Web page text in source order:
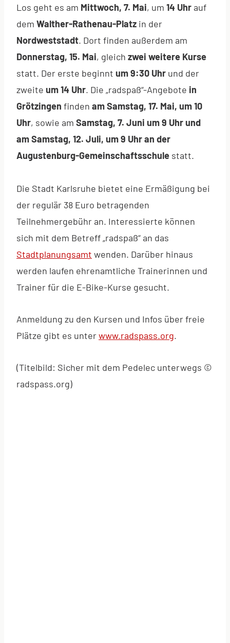
Los geht es am Mittwoch, 7. Mai, um 14 Uhr auf
dem Walther-Rathenau-Platz in der
Nordweststadt. Dort finden außerdem am
Donnerstag, 15. Mai, gleich zwei weitere Kurse
statt. Der erste beginnt um 9:30 Uhr und der
zweite um 14 Uhr. Die „radspaß“-Angebote in
Grötzingen finden am Samstag, 17. Mai, um 10
Uhr, sowie am Samstag, 7. Juni um 9 Uhr und
am Samstag, 12. Juli, um 9 Uhr an der
Augustenburg-Gemeinschaftsschule statt.
Die Stadt Karlsruhe bietet eine Ermäßigung bei
der regulär 38 Euro betragenden
Teilnehmergebühr an. Interessierte können
sich mit dem Betreff „radspaß“ an das
Stadtplanungsamt wenden. Darüber hinaus
werden laufen ehrenamtliche Trainerinnen und
Trainer für die E-Bike-Kurse gesucht.
Anmeldung zu den Kursen und Infos über freie
Plätze gibt es unterwww.radspass.org.
(Titelbild: Sicher mit dem Pedelec unterwegs ©
radspass.org)